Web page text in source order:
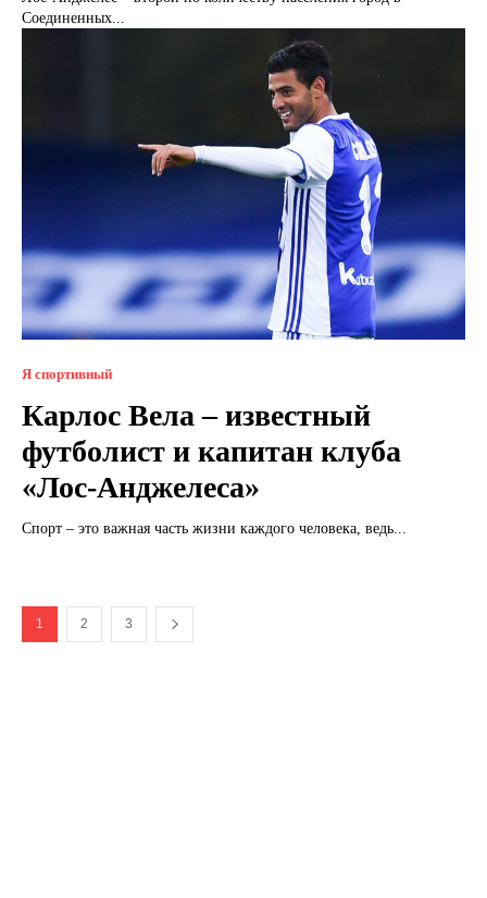
Соединенных...
Я спортивный
Карлос Вела – известный
футболист и капитан клуба
«Лос-Анджелеса»
Спорт – это важная часть жизни каждого человека, ведь...
1 2 3